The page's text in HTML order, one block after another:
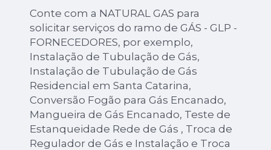
Conte com a NATURAL GAS para
solicitar serviços do ramo de GÁS - GLP -
FORNECEDORES, por exemplo,
Instalação de Tubulação de Gás,
Instalação de Tubulação de Gás
Residencial em Santa Catarina,
Conversão Fogão para Gás Encanado,
Mangueira de Gás Encanado, Teste de
Estanqueidade Rede de Gás , Troca de
Regulador de Gás e Instalação e Troca